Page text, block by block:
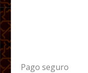
Pago seguro